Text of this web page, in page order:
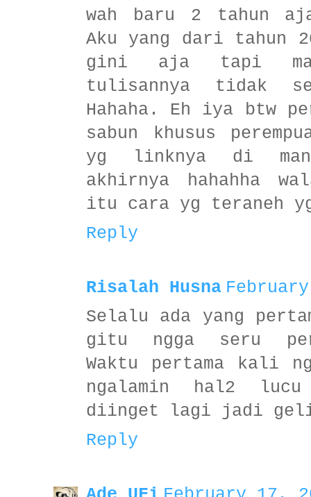
wah baru 2 tahun
Aku yang dari tahun
gini aja tapi
tulisannya tidak
Hahaha. Eh iya btw
sabun khusus
yg linknya di
akhirnya hahahha
itu cara yg teraneh
Reply
Risalah Husna
Selalu ada yang
gitu ngga seru
Waktu pertama kali
ngalamin hal2
diinget lagi jadi
Reply